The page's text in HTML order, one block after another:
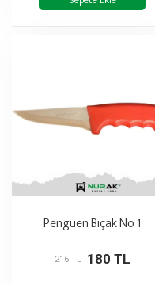
Penguen Bıçak No 1
180 TL
216 TL